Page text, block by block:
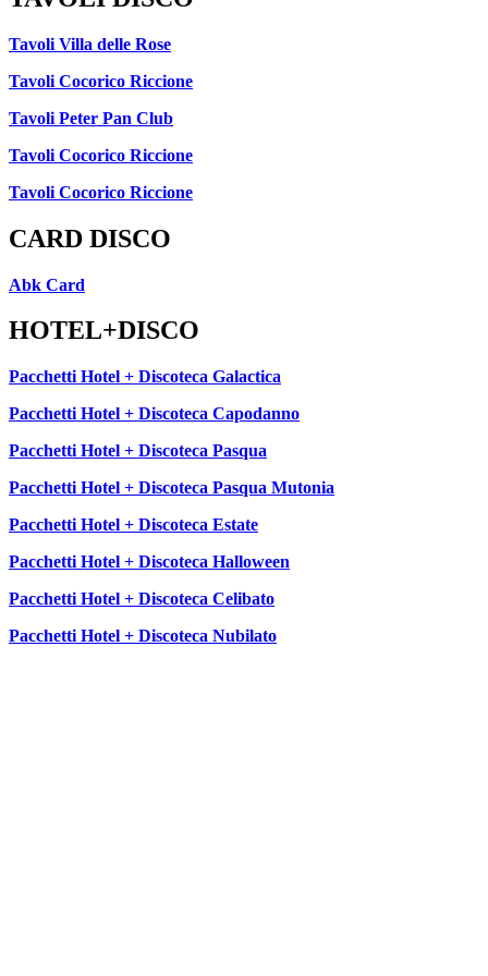
Tavoli Villa delle Rose
Tavoli Cocorico Riccione
Tavoli Peter Pan Club
Tavoli Cocorico Riccione
Tavoli Cocorico Riccione
CARD DISCO
Abk Card
HOTEL+DISCO
Pacchetti Hotel + Discoteca Galactica
Pacchetti Hotel + Discoteca Capodanno
Pacchetti Hotel + Discoteca Pasqua
Pacchetti Hotel + Discoteca Pasqua Mutonia
Pacchetti Hotel + Discoteca Estate
Pacchetti Hotel + Discoteca Halloween
Pacchetti Hotel + Discoteca Celibato
Pacchetti Hotel + Discoteca Nubilato